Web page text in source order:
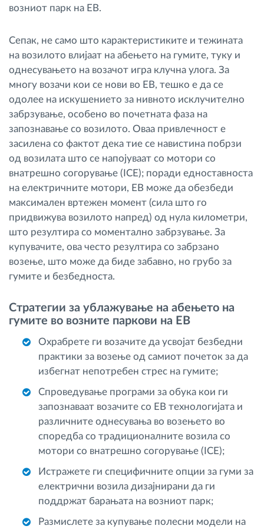
возниот парк на ЕВ.
Сепак, не само што карактеристиките и тежината
на возилото влијаат на абењето на гумите, туку и
однесувањето на возачот игра клучна улога. За
многу возачи кои се нови во ЕВ, тешко е да се
одолее на искушението за нивното исклучително
забрзување, особено во почетната фаза на
запознавање со возилото. Оваа привлечност е
засилена со фактот дека тие се навистина побрзи
од возилата што се напојуваат со мотори со
внатрешно согорување (ICE); поради едноставноста
на електричните мотори, ЕВ може да обезбеди
максимален вртежен момент (сила што го
придвижува возилото напред) од нула километри,
што резултира со моментално забрзување. За
купувачите, ова често резултира со забрзано
возење, што може да биде забавно, но грубо за
гумите и безбедноста.
Стратегии за ублажување на абењето на
гумите во возните паркови на ЕВ
Охрабрете ги возачите да усвојат безбедни
практики за возење од самиот почеток за да
избегнат непотребен стрес на гумите;
Спроведување програми за обука кои ги
запознаваат возачите со ЕВ технологијата и
различните однесувања во возењето во
споредба со традиционалните возила со
мотори со внатрешно согорување (ICE);
Истражете ги специфичните опции за гуми за
електрични возила дизајнирани да ги
поддржат барањата на возниот парк;
Размислете за купување полесни модели на